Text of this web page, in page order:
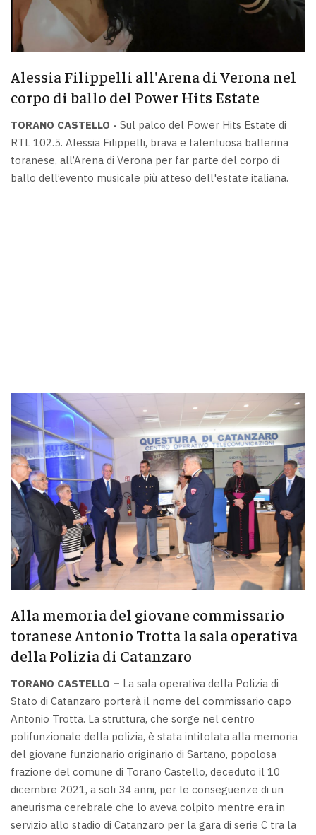
Alessia Filippelli all'Arena di Verona nel
corpo di ballo del Power Hits Estate
TORANO CASTELLO - Sul palco del Power Hits Estate di
RTL 102.5. Alessia Filippelli, brava e talentuosa ballerina
toranese, all’Arena di Verona per far parte del corpo di
ballo dell’evento musicale più atteso dell'estate italiana.
Alla memoria del giovane commissario
toranese Antonio Trotta la sala operativa
della Polizia di Catanzaro
TORANO CASTELLO – La sala operativa della Polizia di
Stato di Catanzaro porterà il nome del commissario capo
Antonio Trotta. La struttura, che sorge nel centro
polifunzionale della polizia, è stata intitolata alla memoria
del giovane funzionario originario di Sartano, popolosa
frazione del comune di Torano Castello, deceduto il 10
dicembre 2021, a soli 34 anni, per le conseguenze di un
aneurisma cerebrale che lo aveva colpito mentre era in
servizio allo stadio di Catanzaro per la gara di serie C tra la